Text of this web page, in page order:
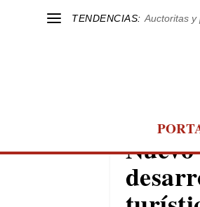
TENDENCIAS: Auctoritas y
EL PUERTO